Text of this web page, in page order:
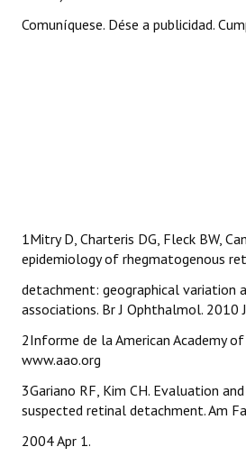
Comuníquese. Dése a publicidad.
1Mitry D, Charteris DG, Fleck BW,
epidemiology of rhegmatogenous
detachment: geographical variation
associations. Br J Ophthalmol. 2010
2Informe de la American Academy
www.aao.org
3Gariano RF, Kim CH. Evaluation
suspected retinal detachment. Am
2004 Apr 1.